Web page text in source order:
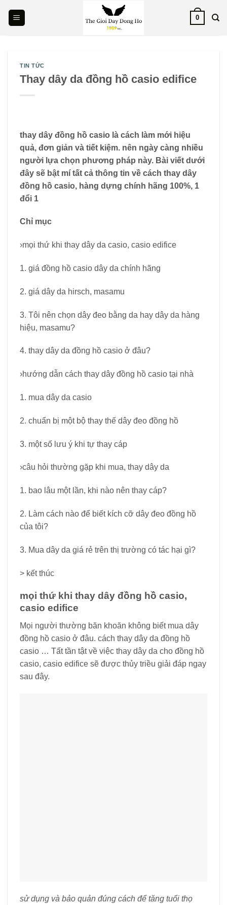
0
TIN TỨC
Thay dây da đồng hồ casio edifice
thay dây đồng hồ casio là cách làm mới hiệu
quả, đơn giản và tiết kiệm. nên ngày càng nhiều
người lựa chọn phương pháp này. Bài viết dưới
đây sẽ bật mí tất cả thông tin về cách thay dây
đồng hồ casio, hàng dựng chính hãng 100%, 1
đổi 1
Chỉ mục
›mọi thứ khi thay dây da casio, casio edifice
1. giá đồng hồ casio dây da chính hãng
2. giá dây da hirsch, masamu
3. Tôi nên chọn dây đeo bằng da hay dây da hàng
hiệu, masamu?
4. thay dây da đồng hồ casio ở đâu?
›hướng dẫn cách thay dây đồng hồ casio tại nhà
1. mua dây da casio
2. chuẩn bị một bộ thay thế dây đeo đồng hồ
3. một số lưu ý khi tự thay cáp
›câu hỏi thường gặp khi mua, thay dây da
1. bao lâu một lần, khi nào nên thay cáp?
2. Làm cách nào để biết kích cỡ dây đeo đồng hồ
của tôi?
3. Mua dây da giá rẻ trên thị trường có tác hại gì?
> kết thúc
mọi thứ khi thay dây đồng hồ casio,
casio edifice
Mọi người thường băn khoăn không biết mua dây
đồng hồ casio ở đâu. cách thay dây da đồng hồ
casio … Tất tần tật về việc thay dây da cho đồng hồ
casio, casio edifice sẽ được thủy triều giải đáp ngay
sau đây.
sử dụng và bảo quản đúng cách để tăng tuổi thọ